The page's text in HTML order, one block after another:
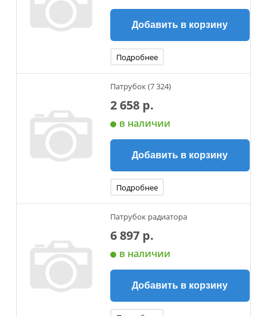
Добавить в корзину
Подробнее
Патрубок (7 324)
2 658 р.
в наличии
Добавить в корзину
Подробнее
Патрубок радиатора
6 897 р.
в наличии
Добавить в корзину